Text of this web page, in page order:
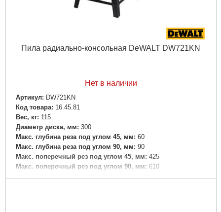
Пила радиально-консольная DeWALT DW721KN
Нет в наличии
Артикул: DW721KN
Код товара: 16.45.81
Вес, кг: 115
Диаметр диска, мм: 300
Макс. глубина реза под углом 45, мм: 60
Макс. глубина реза под углом 90, мм: 90
Макс. поперечный рез под углом 45, мм: 425
Макс. поперечный рез под углом 90, мм: 610
Максимальная скорость реза, м/сек: 36